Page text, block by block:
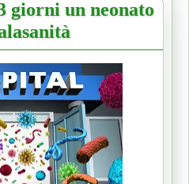
giorni un neonato